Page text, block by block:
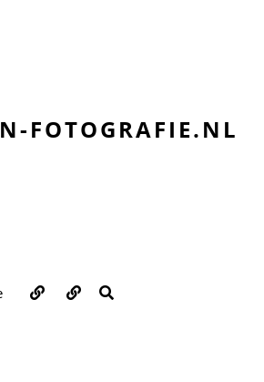
FOTOGRAFIE.NL
Over
ons
Contact